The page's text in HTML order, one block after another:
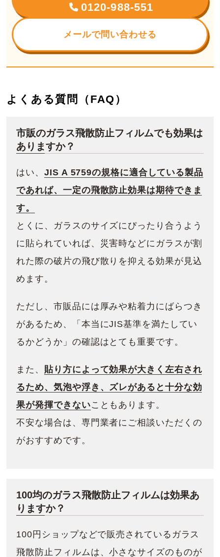
0120-988-551
メールで問い合わせる
よくある質問（FAQ）
市販のガラス飛散防止フィルムでも効果は
ありますか？
はい、JIS A 5759の規格に適合している製品
であれば、一定の飛散防止効果は期待できま
す。
とくに、ガラスのサイズにぴったり合うよう
に貼られていれば、災害時などにガラスが割
れた際の破片の飛び散りを抑える効果が見込
めます。
ただし、市販品には厚みや粘着力にばらつき
があるため、「本当にJIS基準を満たしてい
るかどうか」の確認はとても重要です。
また、 貼り方によって効果が大きく左右され
るため、気泡や浮き、ズレがあると十分な効
果が発揮できないこともあります。
不安な場合は、専門業者にご相談いただくの
がおすすめです。
100均のガラス飛散防止フィルムは効果あ
りますか？
100円ショップなどで販売されているガラス
飛散防止フィルムは、小さなサイズのものが